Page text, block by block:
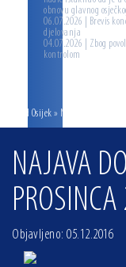
obnovu glavnog
06.07.2026 | Brevis
djelovanja
04.07.2026 | Zbog
kontrolom
Grad Osijek » NAJAVA
NAJAVA
Objavljeno: 05.12.2016